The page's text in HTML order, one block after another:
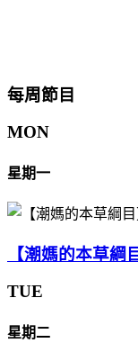
每周節目
MON
星期一
【潮媽的本草綱
TUE
星期二